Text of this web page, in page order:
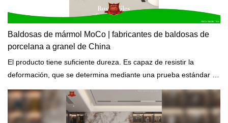
Baldosas de mármol MoCo | fabricantes de baldosas de
porcelana a granel de China
El producto tiene suficiente dureza. Es capaz de resistir la
deformación, que se determina mediante una prueba estándar en